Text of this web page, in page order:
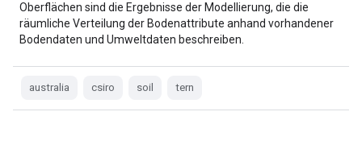
Oberflächen sind die Ergebnisse der Modellierung, die die
räumliche Verteilung der Bodenattribute anhand vorhandener
Bodendaten und Umweltdaten beschreiben.
australia csiro soil tern